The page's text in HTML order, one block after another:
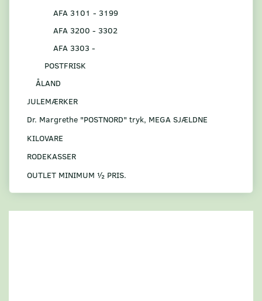
AFA 3101 - 3199
AFA 3200 - 3302
AFA 3303 -
POSTFRISK
ÅLAND
JULEMÆRKER
Dr. Margrethe "POSTNORD" tryk, MEGA SJÆLDNE
KILOVARE
RODEKASSER
OUTLET MINIMUM ½ PRIS.